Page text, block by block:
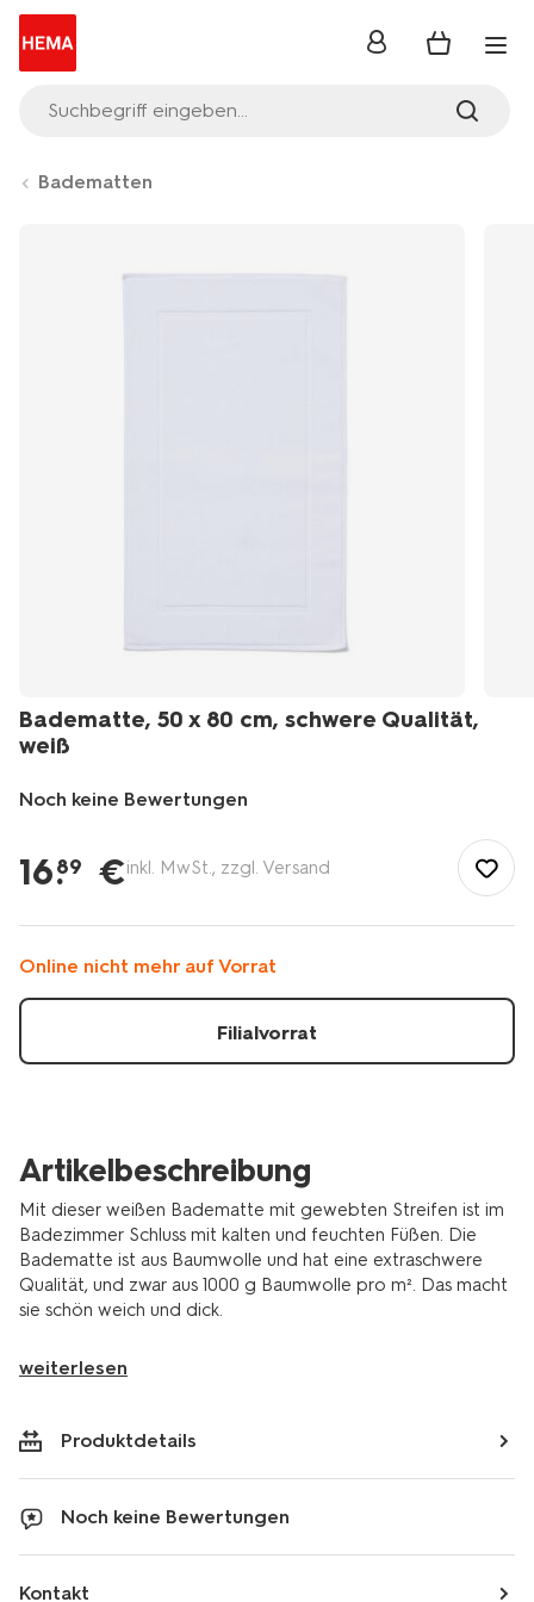
Suchbegriff eingeben...
Anmelden
Badematten
Badematte, 50 x 80 cm, schwere Qualität,
weiß
Noch keine Bewertungen
de/badezimmer/badezimmer-
accessoires/badematten/badematte-
x-
80-
schwere-
wei%C3%9F-
16.
89 €inkl. MwSt., zzgl. Versand
Online nicht mehr auf Vorrat
Filialvorrat
Artikelbeschreibung
Mit dieser weißen Badematte mit gewebten Streifen ist im
Badezimmer Schluss mit kalten und feuchten Füßen. Die
Badematte ist aus Baumwolle und hat eine extraschwere
Qualität, und zwar aus 1000 g Baumwolle pro m². Das macht
sie schön weich und dick.
weiterlesen
Produktdetails
Noch keine Bewertungen
Kontakt